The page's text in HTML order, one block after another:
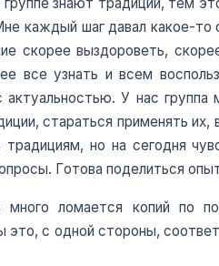
каждый шаг давал какое-то
скорее выздороветь,
все узнать и всем
У нас группа
стараться применять их,
но на сегодня
Готова поделиться
ломается копий по
с одной стороны,